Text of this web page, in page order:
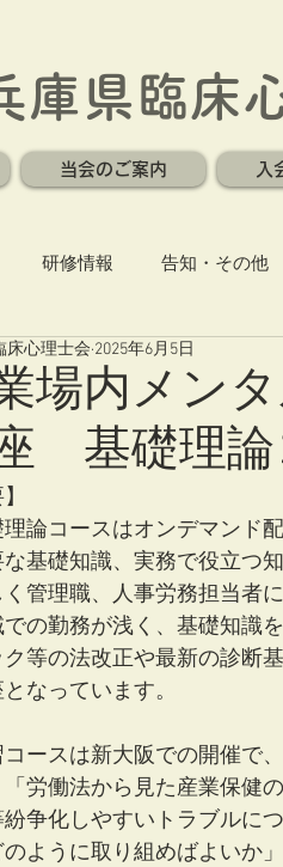
庫県臨床
当会のご案内 入
研修情報 告知・その他
場内メン
基礎理論
床心理士会 2025年6月5日
理論コースはオンデマンド
基礎知識、実務で役立つ
く管理職、人事労務担当者
の勤務が浅く、基礎知識
等の法改正や最新の診断
なっています。
コースは新大阪での開催で
「労働法から見た産業保健
争化しやすいトラブルに
のように取り組めばよいか